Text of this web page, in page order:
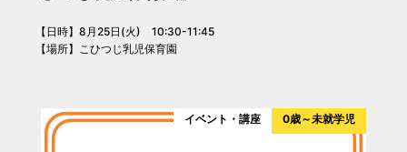
【日時】8月25日(火) 10:30-11:45
【場所】こひつじ乳児保育園
イベント・講座 0歳～未就学児